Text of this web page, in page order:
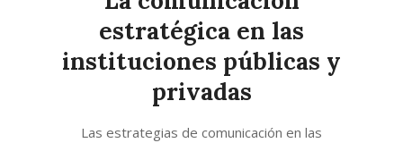
estratégica en las
instituciones públicas y
privadas
Las estrategias de comunicación en las